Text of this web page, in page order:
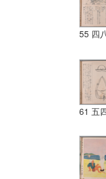
55 四
61 五